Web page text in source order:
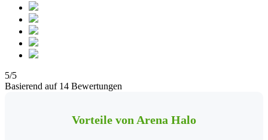
5/5
Basierend auf 14 Bewertungen
Vorteile von Arena Halo